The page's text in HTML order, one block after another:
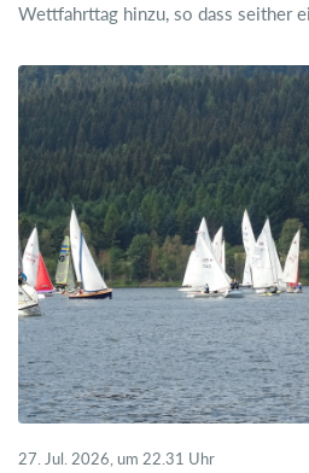
Wettfahrttag hinzu, so dass seither
27. Jul. 2026, um 22.31 Uhr